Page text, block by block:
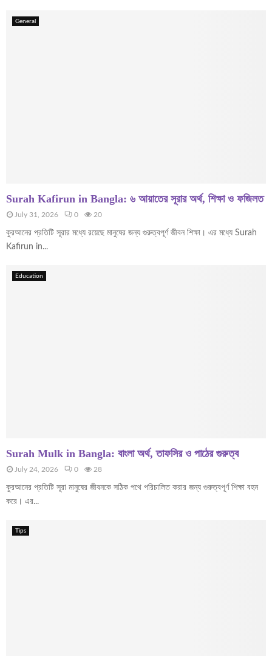
General
Surah Kafirun in Bangla: ৬ আয়াতের সূরার অর্থ, শিক্ষা ও ফজিলত
July 31, 2026 0 20
কুরআনের প্রতিটি সূরার মধ্যে রয়েছে মানুষের জন্য গুরুত্বপূর্ণ জীবন শিক্ষা। এর মধ্যে Surah
Kafirun in...
Education
Surah Mulk in Bangla: বাংলা অর্থ, তাফসির ও পাঠের গুরুত্ব
July 24, 2026 0 28
কুরআনের প্রতিটি সূরা মানুষের জীবনকে সঠিক পথে পরিচালিত করার জন্য গুরুত্বপূর্ণ শিক্ষা বহন
করে। এর...
Tips